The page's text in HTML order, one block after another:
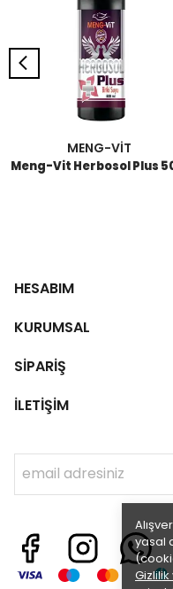
yasal
Gizlilik
MENG-VİT
HESABIM
KURUMSAL
SİPARİŞ
İLETİŞİM